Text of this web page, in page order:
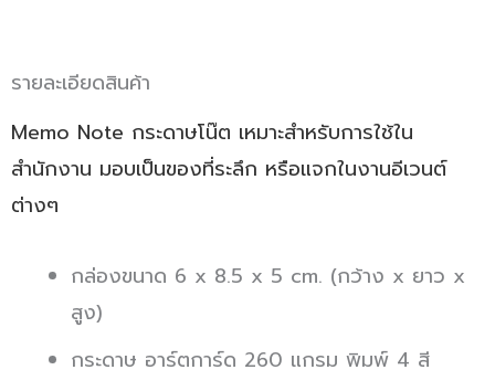
รายละเอียดสินค้า
Memo Note กระดาษโน๊ต เหมาะสำหรับการใช้ใน
สำนักงาน มอบเป็นของที่ระลึก หรือแจกในงานอีเวนต์
ต่างๆ
กล่องขนาด 6 x 8.5 x 5 cm. (กว้าง x ยาว x
สูง)
กระดาษ อาร์ตการ์ด 260 แกรม พิมพ์ 4 สี